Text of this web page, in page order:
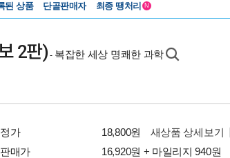
된 상품 단골판매자 최종 땡처리 N
2판) - 복잡한 세상 명쾌한 과학
가 18,800원
새상품 상세보기
매가
16,920원 + 마일리지 940원